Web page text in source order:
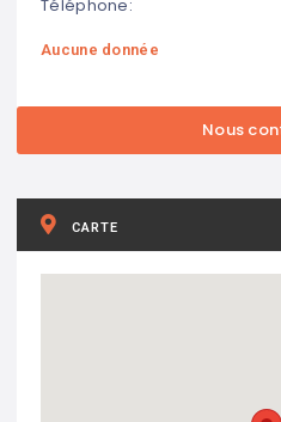
Téléphone:
Aucune donnée
CARTE